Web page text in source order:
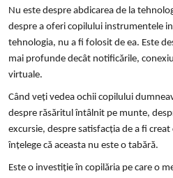
Nu este despre abdicarea de la
despre a oferi copilului instrumentele
tehnologia, nu a fi folosit de ea. Este
mai profunde decât notificările,
virtuale.
Când veți vedea ochii copilului
despre răsăritul întâlnit pe munte,
excursie, despre satisfacția de a fi
înțelege că aceasta nu este o tabără.
Este o investiție în copilăria pe care o